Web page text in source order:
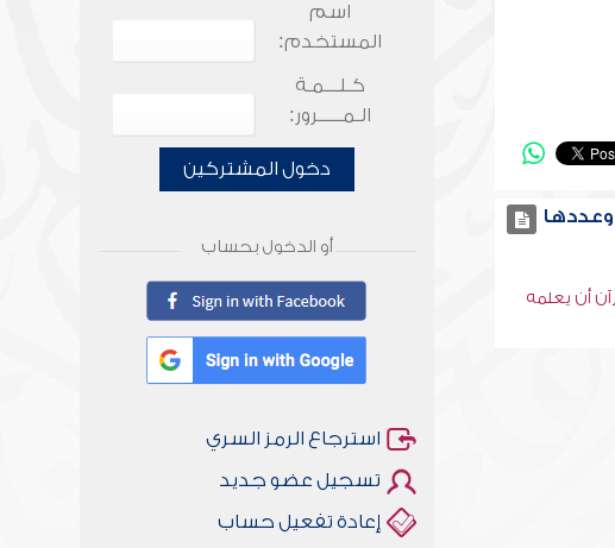
وعددها
أن يعلمه
اسم
المستخدم:
كـلـــمـة
الـمـــــرور:
دخول المشتركين
أو الدخول بحساب
استرجاع الرمز السري
تسجيل عضو جديد
إعادة تفعيل حساب